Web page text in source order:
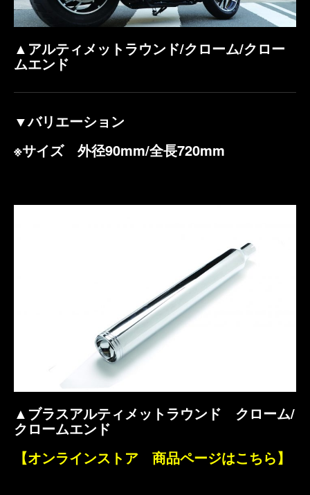
▲アルティメットラウンド/クローム/クロー
ムエンド
▼バリエーション
※サイズ 外径90mm/全長720mm
▲ブラスアルティメットラウンド クローム/
クロームエンド
【オンラインストア 商品ページはこちら】